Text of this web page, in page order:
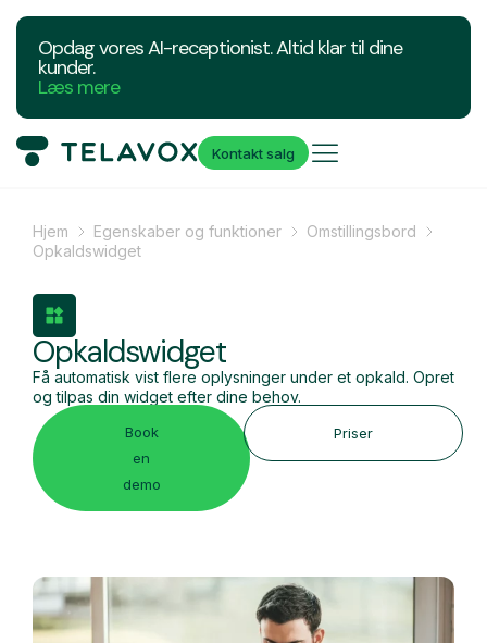
Opdag vores AI-receptionist. Altid klar til dine
kunder.
Læs mere
Kontakt salg
Hjem Egenskaber og funktioner
Omstillingsbord
Opkaldswidget
Opkaldswidget
Få automatisk vist flere oplysninger under et opkald. Opret
og tilpas din widget efter dine behov.
Book
en
demo
Priser